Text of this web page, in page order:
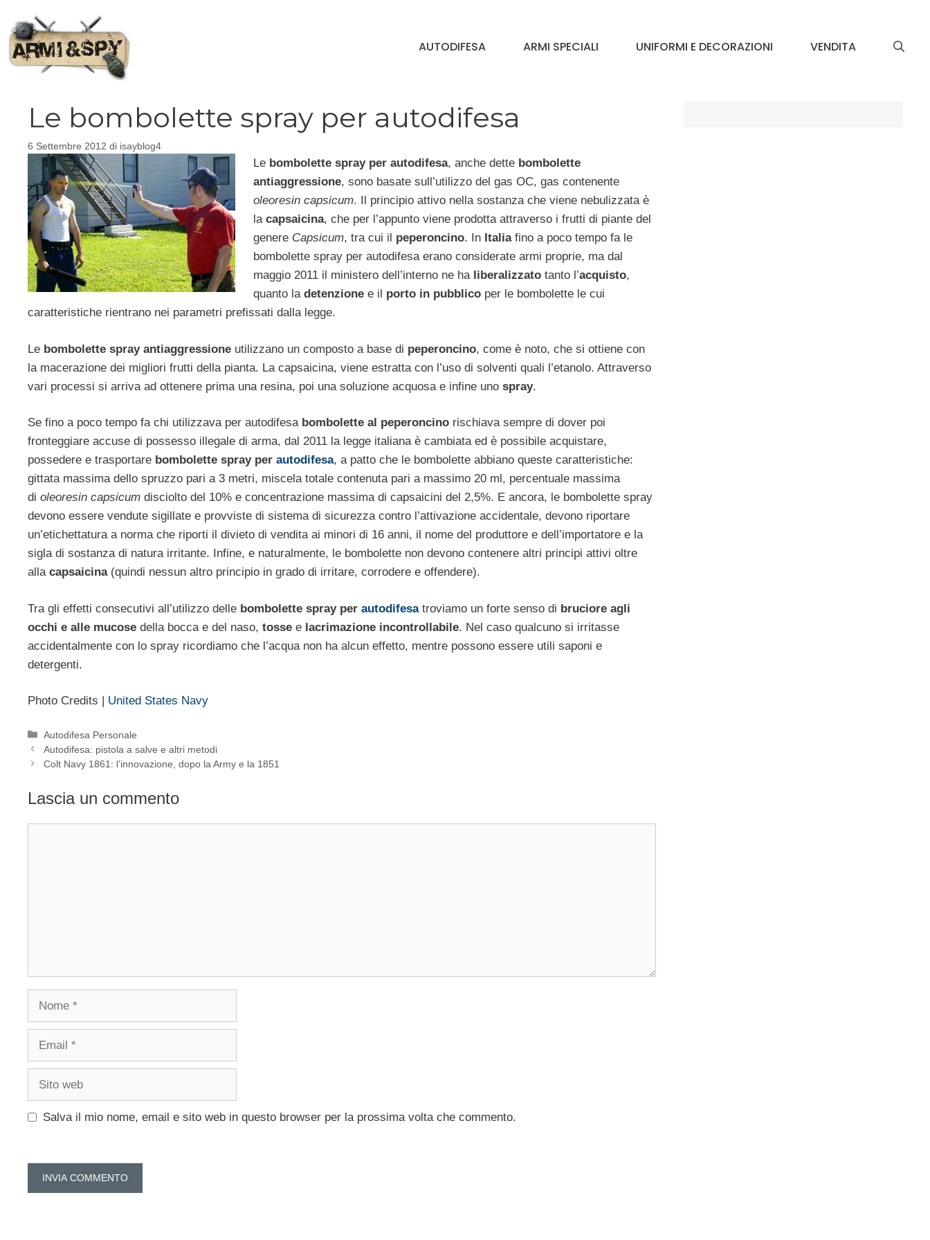
contenuto
AUTODIFESA ARMI SPECIALI UNIFORMI E DECORAZIONI VENDITA
Le bombolette spray per autodifesa
6 Settembre 2012 di isayblog4
Le bombolette spray per autodifesa, anche dettebombolette
antiaggressione, sono basate sull’utilizzo del gas OC, gas contenente
oleoresin capsicum. Il principio attivo nella sostanza che viene nebulizzata è
la capsaicina, che per l’appunto viene prodotta attraverso i frutti di piante del
genere Capsicum, tra cui il peperoncino. In Italiafino a poco tempo fa le
bombolette spray per autodifesa erano considerate armi proprie, ma dal
maggio 2011 il ministero dell’interno ne ha liberalizzatotanto l’acquisto,
quanto la detenzionee il porto in pubblicoper le bombolette le cui
caratteristiche rientrano nei parametri prefissati dalla legge.
Le bombolette spray antiaggressione utilizzano un composto a base di peperoncino, come è noto, che si ottiene con
la macerazione dei migliori frutti della pianta. La capsaicina, viene estratta con l’uso di solventi quali l’etanolo. Attraverso
vari processi si arriva ad ottenere prima una resina, poi una soluzione acquosa e infine uno spray.
Se fino a poco tempo fa chi utilizzava per autodifesa bombolette al peperoncino rischiava sempre di dover poi
fronteggiare accuse di possesso illegale di arma, dal 2011 la legge italiana è cambiata ed è possibile acquistare,
possedere e trasportare bombolette spray per autodifesa, a patto che le bombolette abbiano queste caratteristiche:
gittata massima dello spruzzo pari a 3 metri, miscela totale contenuta pari a massimo 20 ml, percentuale massima
di oleoresin capsicum disciolto del 10% e concentrazione massima di capsaicini del 2,5%. E ancora, le bombolette spray
devono essere vendute sigillate e provviste di sistema di sicurezza contro l’attivazione accidentale, devono riportare
un’etichettatura a norma che riporti il divieto di vendita ai minori di 16 anni, il nome del produttore e dell’importatore e la
sigla di sostanza di natura irritante. Infine, e naturalmente, le bombolette non devono contenere altri principi attivi oltre
alla capsaicina(quindi nessun altro principio in grado di irritare, corrodere e offendere).
Tra gli effetti consecutivi all’utilizzo delle bombolette spray per autodifesatroviamo un forte senso di bruciore agli
occhi e alle mucose della bocca e del naso, tosse e lacrimazione incontrollabile. Nel caso qualcuno si irritasse
accidentalmente con lo spray ricordiamo che l’acqua non ha alcun effetto, mentre possono essere utili saponi e
detergenti.
Photo Credits | United States Navy
Categorie
Autodifesa Personale
Autodifesa: pistola a salve e altri metodi
Colt Navy 1861: l’innovazione, dopo la Army e la 1851
Lascia un commento
Nome
Email
Sito
Salva il mio nome, email e sito web in questo browser per la prossima volta che commento.